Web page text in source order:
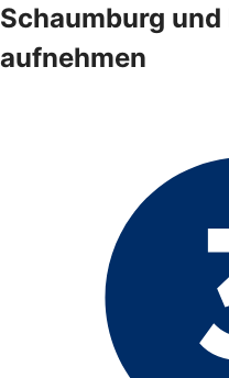
Schaumburg und
aufnehmen